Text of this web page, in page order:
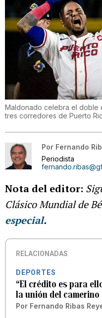
Maldonado celebra el doble
tres corredores de Puerto
Por Fernando
Periodista
Nota del editor:
Clásico Mundial de
especial.
RELACIONADAS
DEPORTES
“El crédito es para
la unión del camerino
Por Fernando Ribas